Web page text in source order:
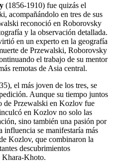
(1856-1910) fue quizás el
acompañándolo en tres de sus
reconoció en Roborovsky
y la observación detallada.
en un experto en la geografía
de Przewalski, Roborovsky
el trabajo de su mentor
remotas de Asia central.
el más joven de los tres, se
Aunque su tiempo juntos
de Przewalski en Kozlov fue
en Kozlov no solo las
sino también una pasión por
influencia se manifestaría más
Kozlov, que combinaron la
descubrimientos
Khara-Khoto.